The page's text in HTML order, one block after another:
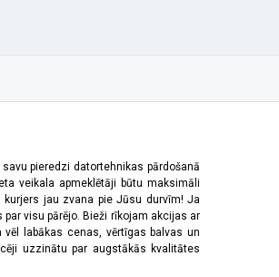
pieredzi datortehnikas pārdošanā
veikala apmeklētāji būtu maksimāli
kurjers jau zvana pie Jūsu durvīm! Ja
visu pārējo. Bieži rīkojam akcijas ar
labākas cenas, vērtīgas balvas un
uzzinātu par augstākās kvalitātes